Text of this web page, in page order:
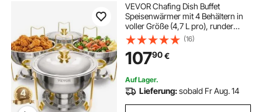
VEVOR Chafing Dish Buffet
Speisenwärmer mit 4 Behältern in
voller Größe (4,7 L pro), runder
Catering-Wärmespender mit
Deckel & Wasserpfanne &
klappbarer Ständer, für Hochzeiten
Partys Golden
(16)
10790€
Auf Lager.
Lieferung:sobald Fr Aug. 14